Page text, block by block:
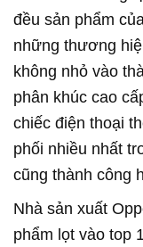
đều sản phẩm
những thương
không nhỏ vào
phân khúc cao
chiếc điện thoại
phối nhiều nhất
cũng thành công
Nhà sản xuất
phẩm lọt vào top